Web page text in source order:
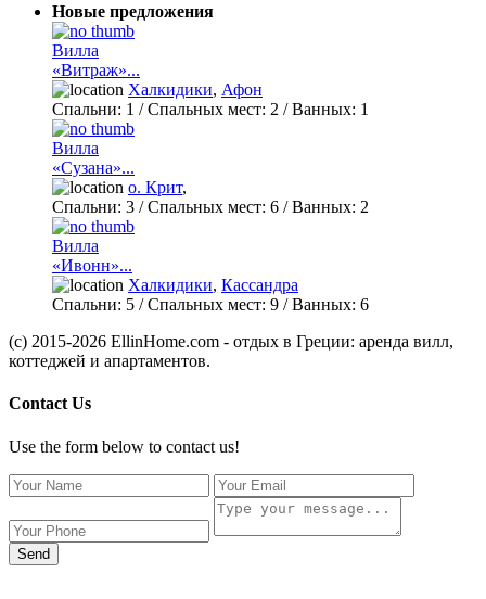
Новые предложения
Вилла
«Витраж»...
Халкидики, Афон
Спальни: 1 / Спальных мест: 2 /Ванных: 1
Вилла
«Сузана»...
о. Крит,
Спальни: 3 / Спальных мест: 6 /Ванных: 2
Вилла
«Ивонн»...
Халкидики, Кассандра
Спальни: 5 / Спальных мест: 9 /Ванных: 6
(c) 2015-2026 EllinHome.com - отдых в Греции: аренда вилл,
коттеджей и апартаментов.
Contact Us
Use the form below to contact us!
Send